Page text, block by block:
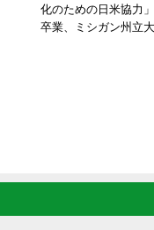
化のための日米協力
卒業、ミシガン州立